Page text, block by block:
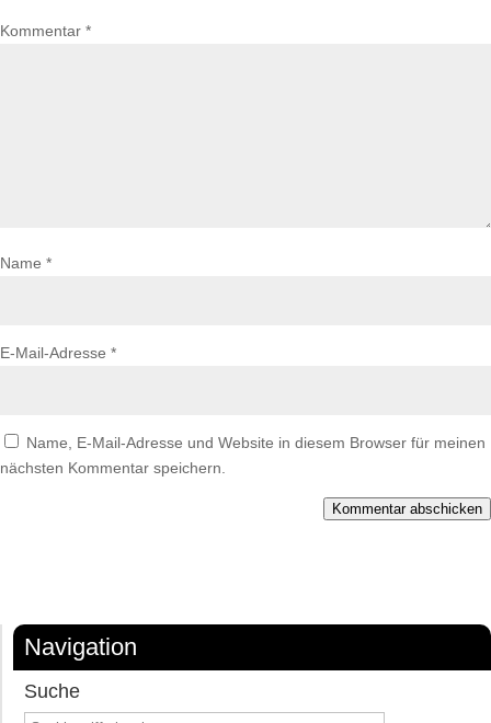
Kommentar *
Name *
E-Mail-Adresse *
Name, E-Mail-Adresse und Website in diesem Browser für meinen
nächsten Kommentar speichern.
Kommentar abschicken
Navigation
Suche